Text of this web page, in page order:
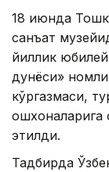
18 июнда
санъат
йиллик
дунёси»
кўргазмаси,
этилди.
Тадбирда